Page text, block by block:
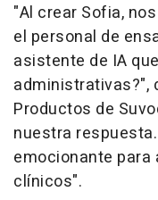
"Al crear Sofia,
el personal de
asistente de IA
administrativas?",
Productos de
nuestra
emocionante para
clínicos".